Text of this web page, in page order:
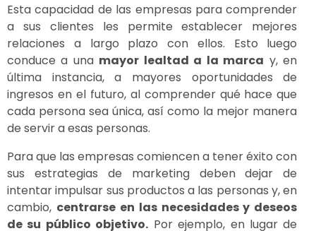
Esta capacidad de las empresas para comprender
a sus clientes les permite establecer mejores
relaciones a largo plazo con ellos. Esto luego
conduce a una mayor lealtad a la marca y, en
última instancia, a mayores oportunidades de
ingresos en el futuro, al comprender qué hace que
cada persona sea única, así como la mejor manera
de servir a esas personas.
Para que las empresas comiencen a tener éxito con
sus estrategias de marketing deben dejar de
intentar impulsar sus productos a las personas y, en
cambio, centrarse en las necesidades y deseos
de su público objetivo. Por ejemplo, en lugar de